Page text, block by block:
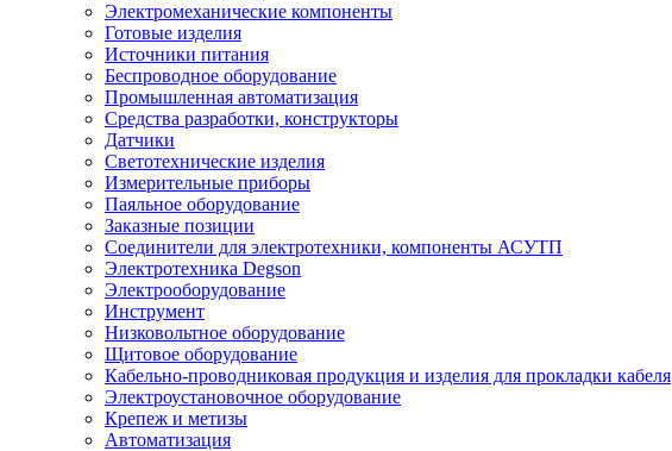
Электромеханические компоненты
Готовые изделия
Источники питания
Беспроводное оборудование
Промышленная автоматизация
Средства разработки, конструкторы
Датчики
Светотехнические изделия
Измерительные приборы
Паяльное оборудование
Заказные позиции
Соединители для электротехники, компоненты АСУТП
Электротехника Degson
Электрооборудование
Инструмент
Низковольтное оборудование
Щитовое оборудование
Кабельно-проводниковая продукция и изделия для прокладки кабеля
Электроустановочное оборудование
Крепеж и метизы
Автоматизация